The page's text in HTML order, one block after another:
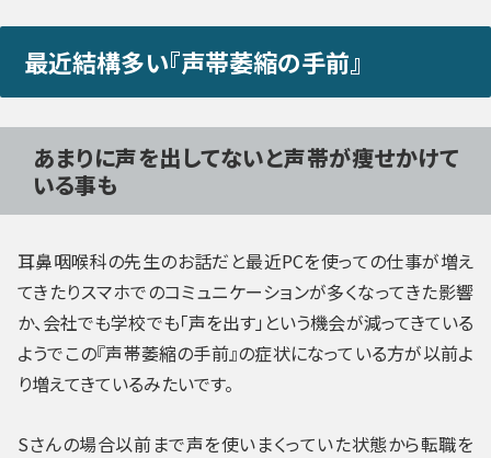
最近結構多い『声帯萎縮の手前』
あまりに声を出してないと声帯が痩せかけて
いる事も
耳鼻咽喉科の先生のお話だと最近PCを使っての仕事が増え
てきたりスマホでのコミュニケーションが多くなってきた影響
か、会社でも学校でも「声を出す」という機会が減ってきている
ようでこの『声帯萎縮の手前』の症状になっている方が以前よ
り増えてきているみたいです。
Sさんの場合以前まで声を使いまくっていた状態から転職を